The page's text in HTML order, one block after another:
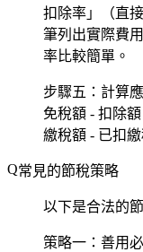
扣除率」（直
筆列出實際費
率比較簡單。
步驟五：計算
免稅額 - 扣除
繳稅額 - 已扣
常見的節稅策略
以下是合法的
策略一：善用